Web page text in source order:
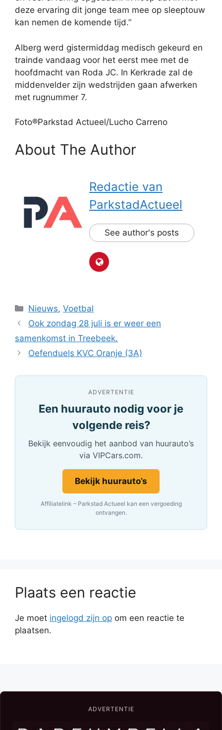
deze ervaring dit jonge team mee op sleeptouw
kan nemen de komende tijd.”
Alberg werd gistermiddag medisch gekeurd en
trainde vandaag voor het eerst mee met de
hoofdmacht van Roda JC. In Kerkrade zal de
middenvelder zijn wedstrijden gaan afwerken
met rugnummer 7.
Foto®Parkstad Actueel/Lucho Carreno
About The Author
Redactie van
ParkstadActueel
See author's posts
Categorieën
Nieuws,Voetbal
Ook zondag 28 juli is er weer een
samenkomst in Treebeek.
Oefenduels KVC Oranje (3A)
ADVERTENTIE
Een huurauto nodig voor je
volgende reis?
Bekijk eenvoudig het aanbod van huurauto’s
via VIPCars.com.
Bekijk huurauto’s
Affiliatelink – Parkstad Actueel kan een vergoeding
ontvangen.
Plaats een reactie
Je moet ingelogd zijn op om een reactie te
plaatsen.
ADVERTENTIE